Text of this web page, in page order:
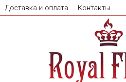
Доставка и оплата Контакты